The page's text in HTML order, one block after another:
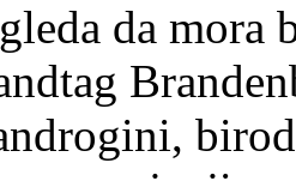
da mora